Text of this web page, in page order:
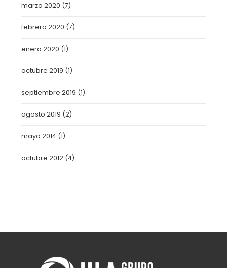
marzo 2020 (7)
febrero 2020 (7)
enero 2020 (1)
octubre 2019 (1)
septiembre 2019 (1)
agosto 2019 (2)
mayo 2014 (1)
octubre 2012 (4)